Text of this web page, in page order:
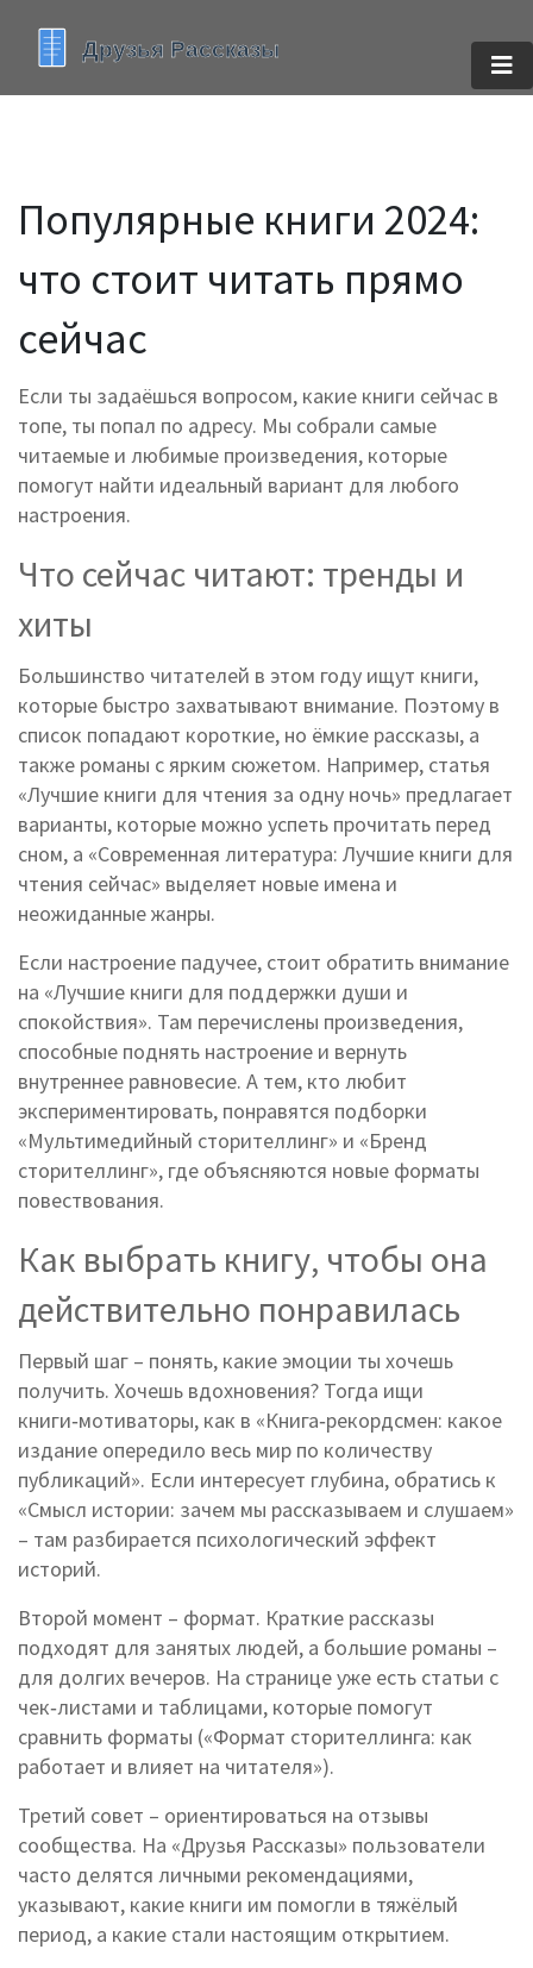
Популярные книги 2024:
что стоит читать прямо
сейчас
Если ты задаёшься вопросом, какие книги сейчас в
топе, ты попал по адресу. Мы собрали самые
читаемые и любимые произведения, которые
помогут найти идеальный вариант для любого
настроения.
Что сейчас читают: тренды и
хиты
Большинство читателей в этом году ищут книги,
которые быстро захватывают внимание. Поэтому в
список попадают короткие, но ёмкие рассказы, а
также романы с ярким сюжетом. Например, статья
«Лучшие книги для чтения за одну ночь» предлагает
варианты, которые можно успеть прочитать перед
сном, а «Современная литература: Лучшие книги для
чтения сейчас» выделяет новые имена и
неожиданные жанры.
Если настроение падучее, стоит обратить внимание
на «Лучшие книги для поддержки души и
спокойствия». Там перечислены произведения,
способные поднять настроение и вернуть
внутреннее равновесие. А тем, кто любит
экспериментировать, понравятся подборки
«Мульти­медийный сторителлинг» и «Бренд
сторителлинг», где объясняются новые форматы
повествования.
Как выбрать книгу, чтобы она
действительно понравилась
Первый шаг – понять, какие эмоции ты хочешь
получить. Хочешь вдохновения? Тогда ищи
книги‑мотиваторы, как в «Книга‑рекордсмен: какое
издание опередило весь мир по количеству
публикаций». Если интересует глубина, обратись к
«Смысл истории: зачем мы рассказываем и слушаем»
– там разбирается психологический эффект
историй.
Второй момент – формат. Краткие рассказы
подходят для занятых людей, а большие романы –
для долгих вечеров. На странице уже есть статьи с
чек‑листами и таблицами, которые помогут
сравнить форматы («Формат сторителлинга: как
работает и влияет на читателя»).
Третий совет – ориентироваться на отзывы
сообщества. На «Друзья Рассказы» пользователи
часто делятся личными рекомендациями,
указывают, какие книги им помогли в тяжёлый
период, а какие стали настоящим открытием.